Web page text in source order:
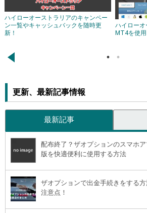
ハイローオーストラリアのキャンペー
ン一覧やキャッシュバックを随時更
新！
ハイロー
MT4を使
←
更新、最新記事情報
最新記事
配布終了？ザオプションのスマホ
版を快適便利に使用する方法
ザオプションで出金手続きをする
注意点！